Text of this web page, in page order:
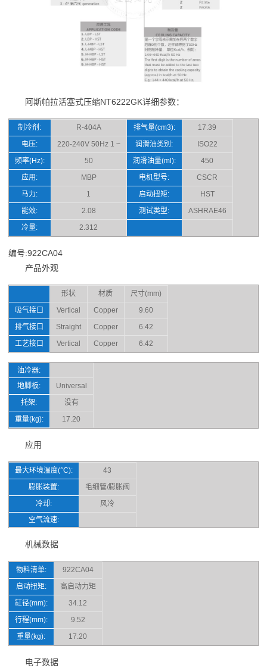
阿斯帕拉活塞式压缩NT6222GK详细参数：
制冷剂: R-404A 排气量(cm3):
17.39
电压:
220-240V 50Hz 1 ~ 润滑油类别:
ISO22
频率(Hz):
50 润滑油量(ml):
450
应用:
MBP 电机型号:
CSCR
马力:
1 启动扭矩:
HST
能效:
2.08 测试类型:
ASHRAE46
冷量:
2.312
编号:922CA04
产品外观
形状 材质
尺寸(mm)
吸气接口
Vertical Copper
9.60
排气接口
Straight Copper
6.42
工艺接口
Vertical Copper 6.42
油冷器:
地脚板:
Universal
托架:
没有
重量(kg):
17.20
应用
最大环境温度(°C):
43
膨胀装置:
毛细管/膨胀阀
冷却:
风冷
空气流速:
机械数据
物料清单:
922CA04
启动扭矩:
高启动力矩
缸径(mm):
34.12
行程(mm):
9.52
重量(kg):
17.20
电子数据